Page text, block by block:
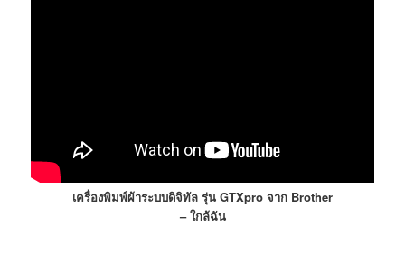
เครื่องพิมพ์ผ้าระบบดิจิทัล รุ่น GTXpro จาก Brother
– ใกล้ฉัน